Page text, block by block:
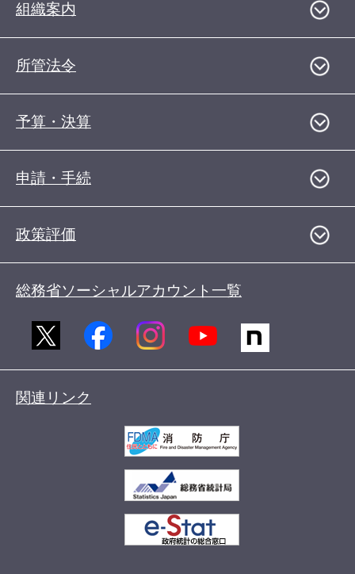
組織案内
所管法令
予算・決算
申請・手続
政策評価
総務省ソーシャルアカウント一覧
関連リンク